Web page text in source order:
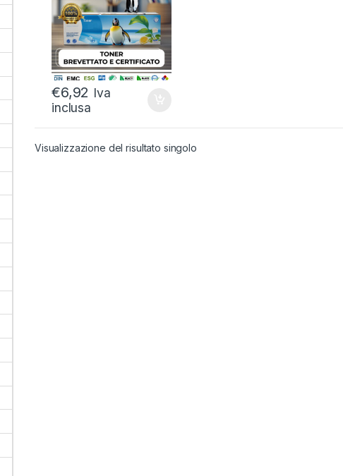
€6,92 Iva
inclusa
Visualizzazione del risultato singolo